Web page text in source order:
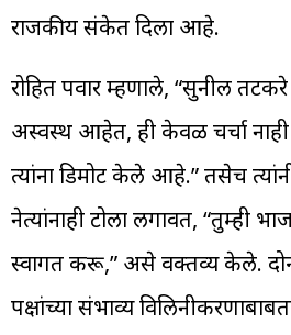
राजकीय संकेत दिला आहे.
रोहित पवार म्हणाले, “सुनील
अस्वस्थ आहेत, ही केवळ चर्चा
त्यांना डिमोट केले आहे.” तसेच
नेत्यांनाही टोला लगावत, “तुम्ही
स्वागत करू,” असे वक्तव्य केले. दोन्ही
पक्षांच्या संभाव्य